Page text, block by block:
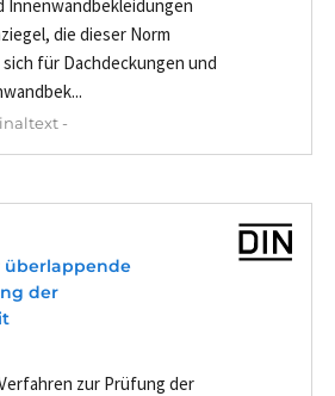
Innenwandbekleidungen
die dieser Norm
für Dachdeckungen und
-
überlappende
der
zur Prüfung der